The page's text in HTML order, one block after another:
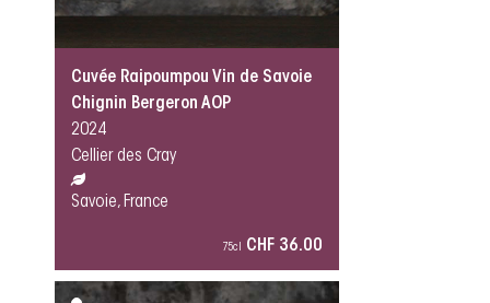
Cuvée Raipoumpou Vin de Savoie
Chignin Bergeron AOP
2024
Cellier des Cray
Savoie, France
75cl CHF 36.00